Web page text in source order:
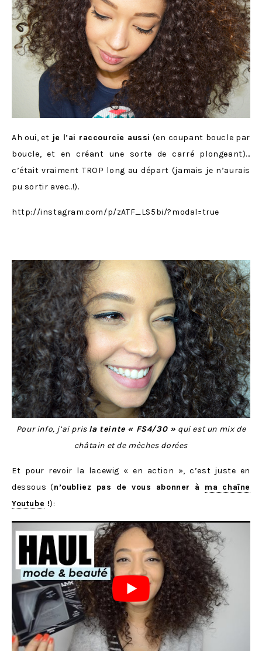
Ah oui, et je l’ai raccourcie aussi (en coupant boucle par
boucle, et en créant une sorte de carré plongeant)…
c’était vraiment TROP long au départ (jamais je n’aurais
pu sortir avec..!).
http://instagram.com/p/zATF_LS5bi/?modal=true
Pour info, j’ai pris la teinte « FS4/30 » qui est un mix de
châtain et de mèches dorées
Et pour revoir la lacewig « en action », c’est juste en
dessous (n’oubliez pas de vous abonner à ma chaîne
Youtube !):